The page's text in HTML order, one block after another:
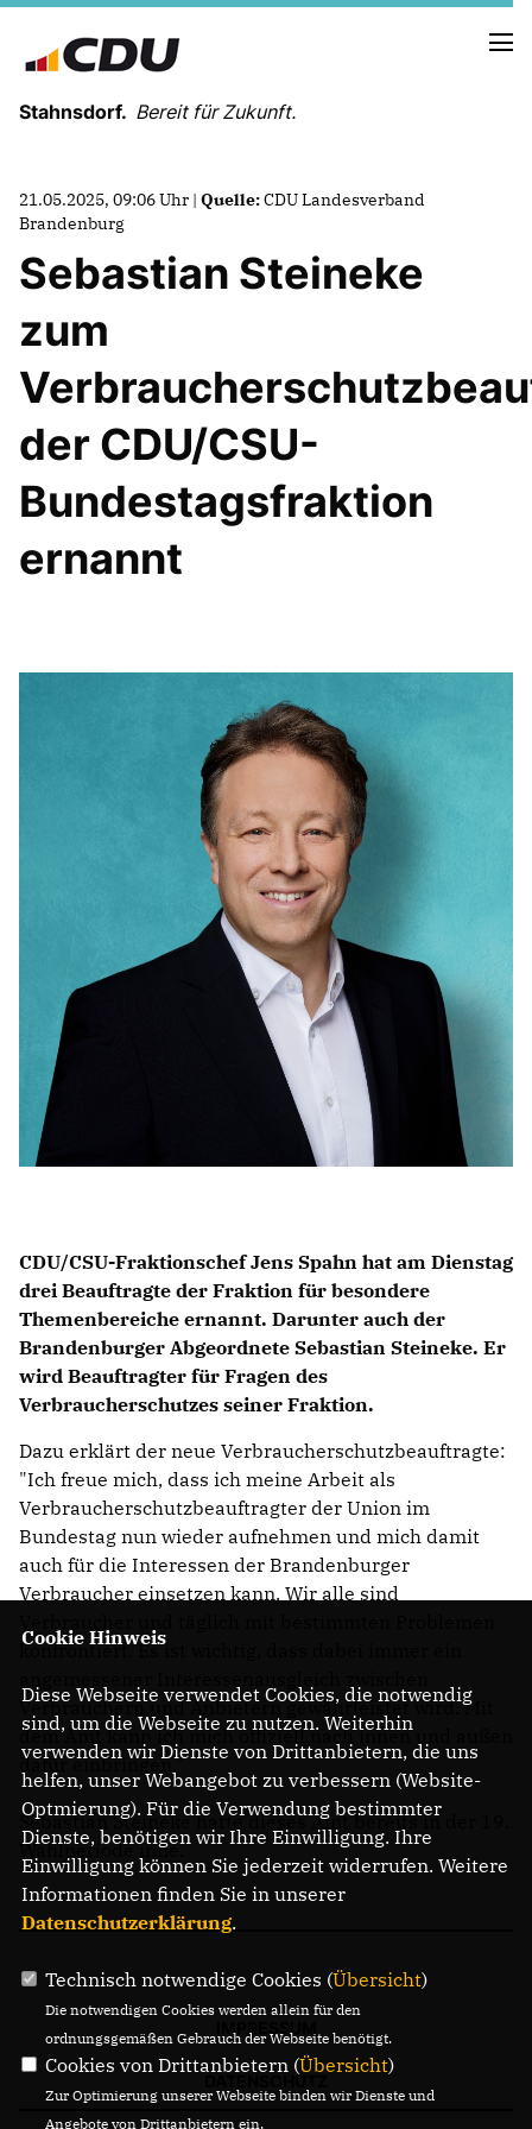
Stahnsdorf. Bereit für Zukunft.
NEUES AUS DER GEMEINDEVERTRETUNG
21.05.2025, 09:06 Uhr | Quelle:CDU Landesverband
Brandenburg
Sebastian Steineke
zum
der CDU/CSU-
Bundestagsfraktion
ernannt
CDU/CSU-FraktionschefJens Spahn hat am Dienstag
drei Beauftragte der Fraktion für besondere
Themenbereiche ernannt. Darunter auch der
Brandenburger Abgeordnete Sebastian Steineke. Er
wird Beauftragter für Fragen des
Verbraucherschutzes seiner Fraktion.
Dazu erklärt der neue Verbraucherschutzbeauftragte:
"Ich freue mich, dass ich meine Arbeit als
Verbraucherschutzbeauftragter der Union im
Bundestag nun wieder aufnehmen und mich damit
auch für die Interessen der Brandenburger
Verbraucher einsetzen kann. Wir alle sind
konfrontiert. Es ist wichtig, dass dabei immer ein
Verbrauchern und Anbietern gewährleistet wird. Mit
dem Amt kann ich mich offiziell nach innen und außen
dafür einbringen."
Sebastian Steineke hatte dieses Amt bereits in der 19.
Wahlperiode inne.
DATENSCHUTZ
Cookie Hinweis
Diese Webseite verwendet Cookies, die notwendig
sind, um die Webseite zu nutzen. Weiterhin
verwenden wir Dienste von Drittanbietern, die uns
helfen, unser Webangebot zu verbessern (Website-
Optmierung). Für die Verwendung bestimmter
Dienste, benötigen wir Ihre Einwilligung. Ihre
Einwilligung können Sie jederzeit widerrufen. Weitere
Informationen finden Sie in unserer
Datenschutzerklärung.
Technisch notwendige Cookies (Übersicht)
Die notwendigen Cookies werden allein für den
ordnungsgemäßen Gebrauch der Webseite benötigt.
Cookies von Drittanbietern (Übersicht)
Zur Optimierung unserer Webseite binden wir Dienste und
Angebote von Drittanbietern ein.